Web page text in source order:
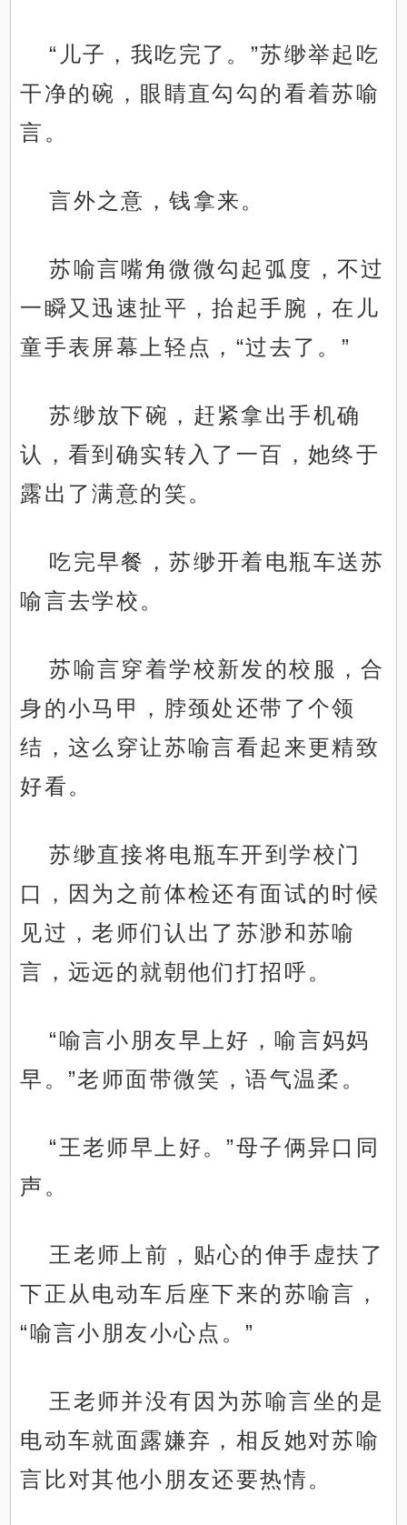
“儿子，我吃完了。”苏缈举起吃
干净的碗，眼睛直勾勾的看着苏喻
言。
言外之意，钱拿来。
苏喻言嘴角微微勾起弧度，不过
一瞬又迅速扯平，抬起手腕，在儿
童手表屏幕上轻点，“过去了。”
苏缈放下碗，赶紧拿出手机确
认，看到确实转入了一百，她终于
露出了满意的笑。
吃完早餐，苏缈开着电瓶车送苏
喻言去学校。
苏喻言穿着学校新发的校服，合
身的小马甲，脖颈处还带了个领
结，这么穿让苏喻言看起来更精致
好看。
苏缈直接将电瓶车开到学校门
口，因为之前体检还有面试的时候
见过，老师们认出了苏渺和苏喻
言，远远的就朝他们打招呼。
“喻言小朋友早上好，喻言妈妈
早。”老师面带微笑，语气温柔。
“王老师早上好。”母子俩异口同
声。
王老师上前，贴心的伸手虚扶了
下正从电动车后座下来的苏喻言，
“喻言小朋友小心点。”
王老师并没有因为苏喻言坐的是
电动车就面露嫌弃，相反她对苏喻
言比对其他小朋友还要热情。